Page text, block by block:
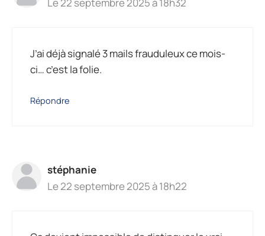
J’ai déjà signalé 3 mails frauduleux ce mois-
ci… c’est la folie.
Répondre
stéphanie
Le 22 septembre 2025 à 18h22